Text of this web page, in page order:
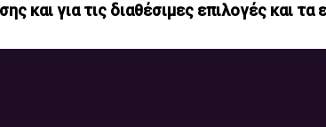
και για τις διαθέσιμες επιλογές και